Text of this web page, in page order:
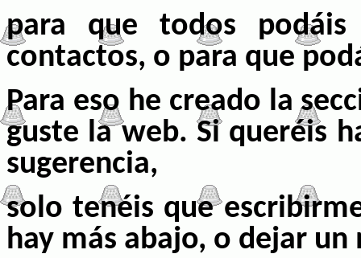
para que todos
contactos, o para que
Para eso he creado la
guste la web. Si queréis
sugerencia,
solo tenéis que
hay más abajo, o dejar